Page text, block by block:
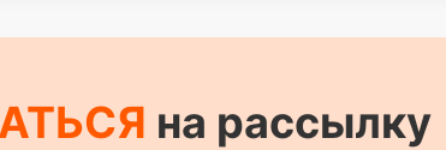
на рассылку